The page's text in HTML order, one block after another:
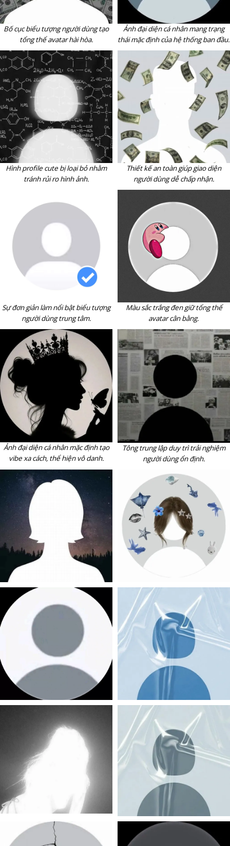
Bố cục biểu tượng người dùng tạo
tổng thể avatar hài hòa.
Ảnh đại diện cá nhân mang trạng
thái mặc định của hệ thống ban đầu.
Hình profile cute bị loại bỏ nhằm
tránh rủi ro hình ảnh.
Thiết kế an toàn giúp giao diện
người dùng dễ chấp nhận.
Sự đơn giản làm nổi bật biểu tượng
người dùng trung tâm.
Màu sắc trắng đen giữ tổng thể
avatar cân bằng.
Ảnh đại diện cá nhân mặc định tạo
vibe xa cách, thể hiện vô danh.
Tông trung lập duy trì trải nghiệm
người dùng ổn định.